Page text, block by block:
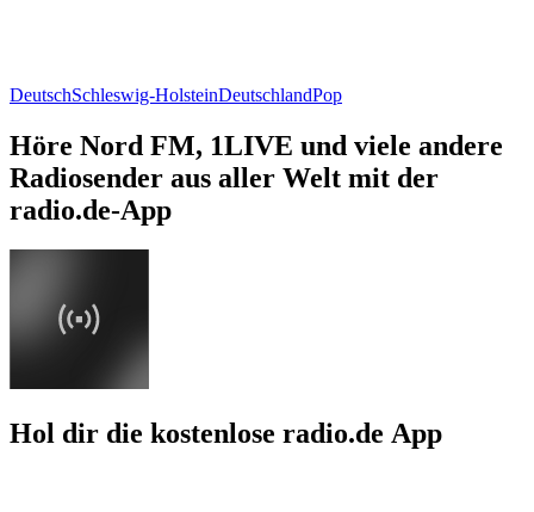
DeutschSchleswig-HolsteinDeutschlandPop
Höre Nord FM, 1LIVE und viele andere
Radiosender aus aller Welt mit der
radio.de-App
Hol dir die kostenlose radio.de App